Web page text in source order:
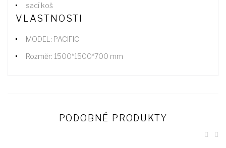
sací koš
VLASTNOSTI
MODEL: PACIFIC
Rozměr: 1500*1500*700 mm
PODOBNÉ PRODUKTY